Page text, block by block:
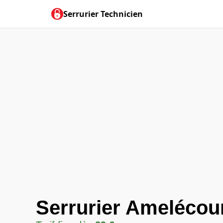
Serrurier Technicien
Serrurier